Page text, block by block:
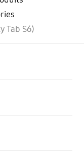
Tab S6)